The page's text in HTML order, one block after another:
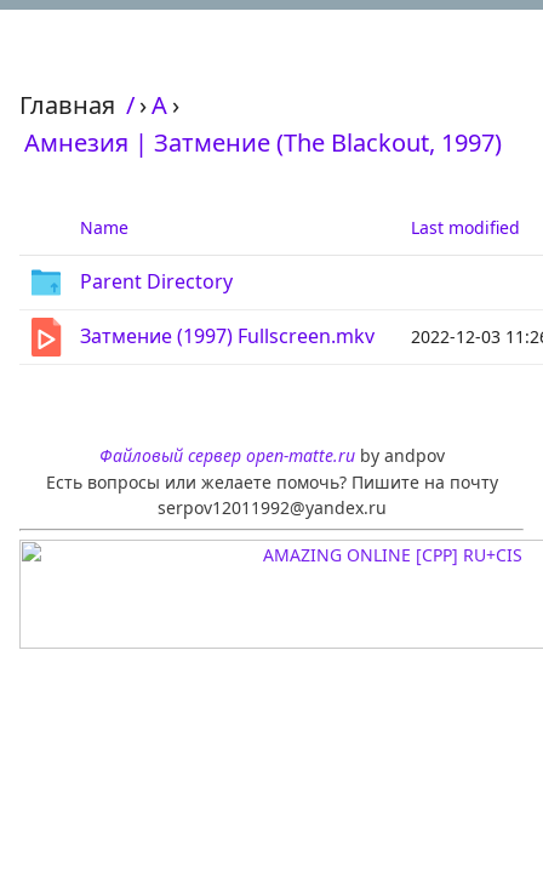
Главная /›А›
Амнезия | Затмение (The Blackout, 1997)
Name Last modified
Parent Directory
Затмение (1997) Fullscreen.mkv 2022-12-03
Файловый сервер open-matte.ruby andpov
Есть вопросы или желаете помочь? Пишите на почту
serpov12011992@yandex.ru